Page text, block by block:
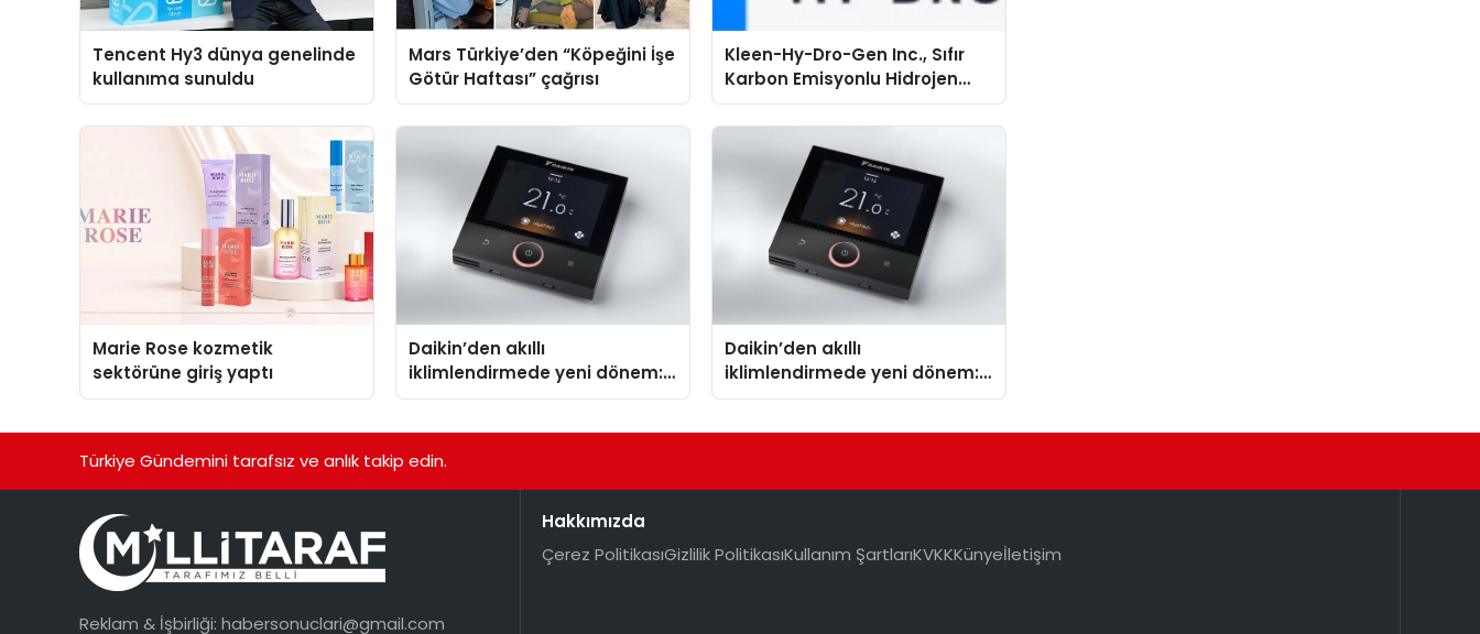
Tencent Hy3 dünya genelinde
kullanıma sunuldu
Mars Türkiye’den “Köpeğini İşe
Götür Haftası” çağrısı
Kleen-Hy-Dro-Gen Inc., Sıfır
Karbon Emisyonlu Hidrojen
Isıtma Teknolojisinde ISO ve
TSSA Düzenleyici Onaylarını
Marie Rose kozmetik
sektörüne giriş yaptı
Daikin’den akıllı
iklimlendirmede yeni dönem:
Madoka Plus Türkiye’de
Daikin’den akıllı
iklimlendirmede yeni dönem:
Madoka Plus Türkiye’de
Türkiye Gündemini tarafsız ve anlık takip edin.
Reklam & İşbirliği: habersonuclari@gmail.com
Hakkımızda
Çerez PolitikasıGizlilik PolitikasıKullanım ŞartlarıKVKKKünyeİletişim